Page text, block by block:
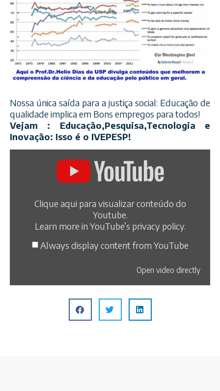
Nossa única saída para a justiça social: Educação de
qualidade implica em Bons empregos para todos!
Vejam : Educação,Pesquisa,Tecnologia e
Inovação: Isso é o IVEPESP!
Clique aqui para visualizar conteúdo do
Youtube.
Learn more in YouTube’s privacy policy.
Always display content from YouTube
Open video directly